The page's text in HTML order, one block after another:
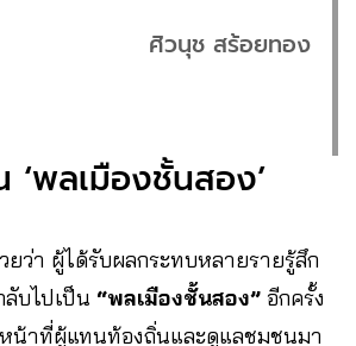
ศิวนุช สร้อยทอง
‘พลเมืองชั้นสอง’
ว่า ผู้ได้รับผลกระทบหลายรายรู้สึก
บไปเป็น “พลเมืองชั้นสอง” อีกครั้ง
น้าที่ผู้แทนท้องถิ่นและดูแลชุมชนมา